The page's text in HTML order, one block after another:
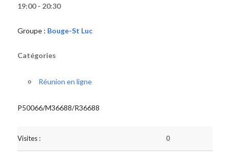
19:00 - 20:30
Groupe : Bouge-St Luc
Catégories
Réunion en ligne
P50066/M36688/R36688
Visites : 0